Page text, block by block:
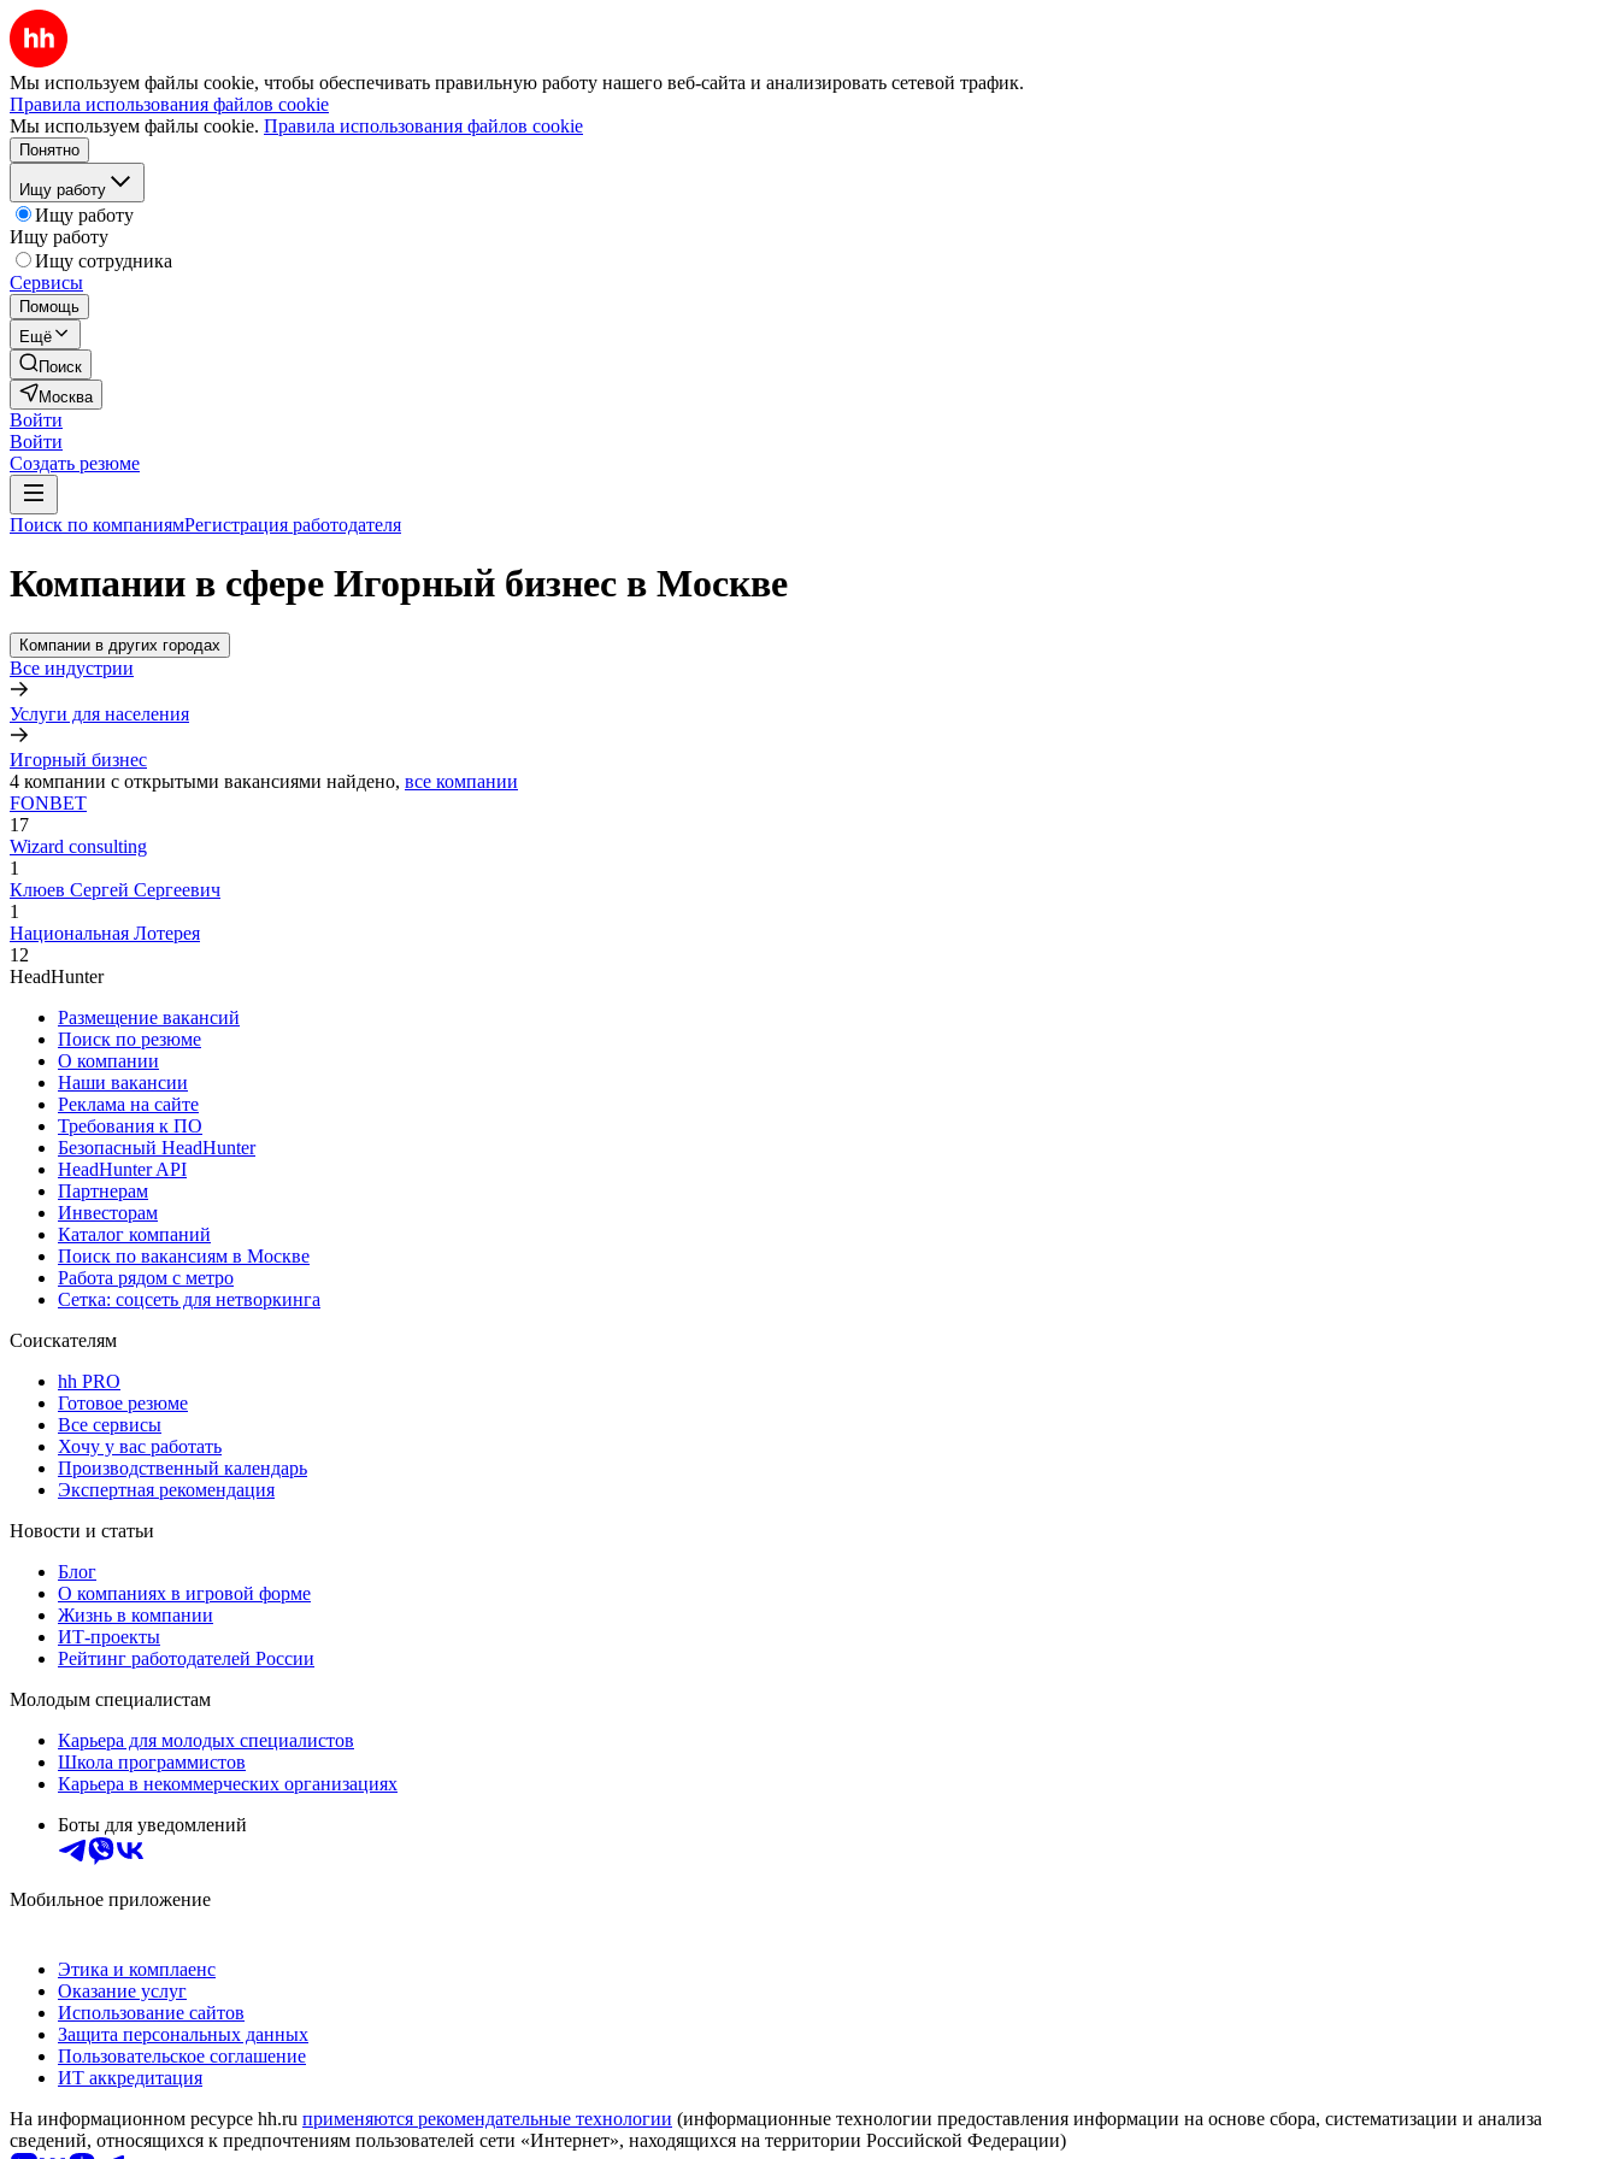
Мы используем файлы cookie, чтобы обеспечивать правильную работу нашего веб-сайта и анализировать сетевой трафик.
Правила использования файлов cookie
Мы используем файлы cookie. Правила использования файлов cookie
Понятно
Ищу работу
Ищу работу
Ищу работу
Ищу сотрудника
Сервисы
Помощь
Ещё
Поиск
Москва
Войти
Войти
Создать резюме
Поиск по компаниямРегистрация работодателя
Компании в сфере Игорный бизнес в Москве
Компании в других городах
Все индустрии
Услуги для населения
Игорный бизнес
4 компании с открытыми вакансиями найдено, все компании
FONBET
17
Wizard consulting
1
Клюев Сергей Сергеевич
1
Национальная Лотерея
12
HeadHunter
Размещение вакансий
Поиск по резюме
О компании
Наши вакансии
Реклама на сайте
Требования к ПО
Безопасный HeadHunter
HeadHunter API
Партнерам
Инвесторам
Каталог компаний
Поиск по вакансиям в Москве
Работа рядом с метро
Сетка: соцсеть для нетворкинга
Соискателям
hh PRO
Готовое резюме
Все сервисы
Хочу у вас работать
Производственный календарь
Экспертная рекомендация
Новости и статьи
Блог
О компаниях в игровой форме
Жизнь в компании
ИТ-проекты
Рейтинг работодателей России
Молодым специалистам
Карьера для молодых специалистов
Школа программистов
Карьера в некоммерческих организациях
Боты для уведомлений
Мобильное приложение
Этика и комплаенс
Оказание услуг
Использование сайтов
Защита персональных данных
Пользовательское соглашение
ИТ аккредитация
На информационном ресурсе hh.ru применяются рекомендательные технологии (информационные технологии предоставления информации на основе сбора, систематизации и анализа
сведений, относящихся к предпочтениям пользователей сети «Интернет», находящихся на территории Российской Федерации)